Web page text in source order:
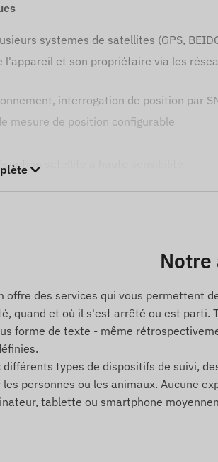
systemes de satellites (GPS,
et son propriétaire via les
interrogation de position par
mesure de position configurable
satellite a haute sensibilité
zone géographique (POI)
LTE traceur GPS magnétique
offre des services qui vous permettent
quand et où il s'est arrêté ou est
forme de texte - même
différents types de dispositifs de suivi,
personnes ou les animaux. Aucune
tablette ou smartphone